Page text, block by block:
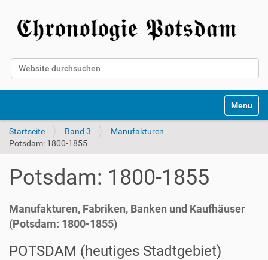
Website durchsuchen
Toggle
Startseite Band 3
Manufakturen
Potsdam: 1800-1855
Potsdam: 1800-1855
Manufakturen, Fabriken, Banken und Kaufhäuser
(Potsdam: 1800-1855)
POTSDAM (heutiges Stadtgebiet)